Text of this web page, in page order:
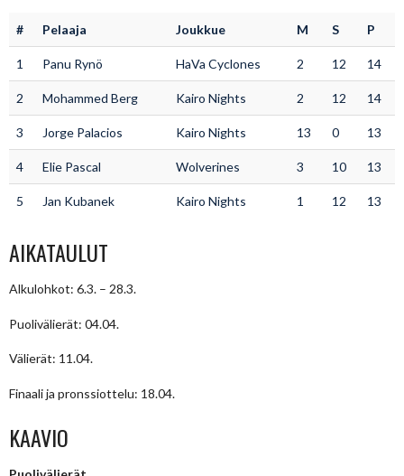
# Pelaaja Joukkue M S P
1 Panu Rynö HaVa Cyclones 2 12 14
2 Mohammed Berg Kairo Nights 2 12 14
3 Jorge Palacios Kairo Nights 13 0 13
4 Elie Pascal Wolverines 3 10 13
5 Jan Kubanek Kairo Nights 1 12 13
AIKATAULUT
Alkulohkot: 6.3. – 28.3.
Puolivälierät: 04.04.
Välierät: 11.04.
Finaali ja pronssiottelu: 18.04.
KAAVIO